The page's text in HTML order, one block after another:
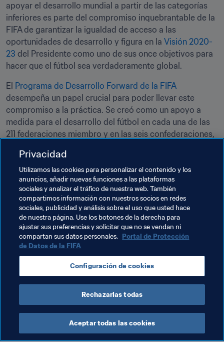
apoyar el desarrollo mundial a partir de las categorías
inferiores es parte del compromiso inquebrantable de la
FIFA de garantizar la igualdad de acceso a las
oportunidades de desarrollo y figura en la Visión 2020-
23 del Presidente como uno de sus once objetivos para
hacer que el fútbol sea verdaderamente global.
El Programa de Desarrollo Forward de la FIFA
desempeña un papel crucial para poder llevar este
compromiso a la práctica. Se creó como un apoyo a
medida para el desarrollo del fútbol en cada una de las
211 federaciones miembro y en las seis confederaciones,
impacto y más control.
Temas relacionados
Programa Forward de la FIFA
Presidente de la FIFA Organización
Organización Burundi CAF
New Caledonia OFC
Privacidad
Utilizamos las cookies para personalizar el contenido y los
anuncios, añadir nuevas funciones a las plataformas
sociales y analizar el tráfico de nuestra web. También
compartimos información con nuestros socios en redes
sociales, publicidad y análisis sobre el uso que usted hace
de nuestra página. Use los botones de la derecha para
ajustar sus preferencias y solicitar que no se vendan ni
compartan sus datos personales. Portal de Protección
de Datos de la FIFA
Configuración de cookies
Rechazarlas todas
Aceptar todas las cookies